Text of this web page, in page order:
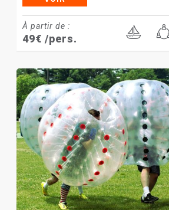
À partir de :
49€ /pers.